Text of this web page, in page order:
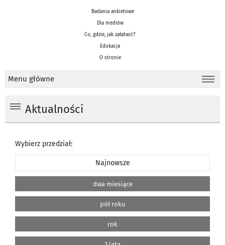
Badania ankietowe
Dla mediów
Co, gdzie, jak załatwić?
Edukacja
O stronie
Menu główne
Aktualności
Wybierz przedział:
Najnowsze
dwa miesiące
pół roku
rok